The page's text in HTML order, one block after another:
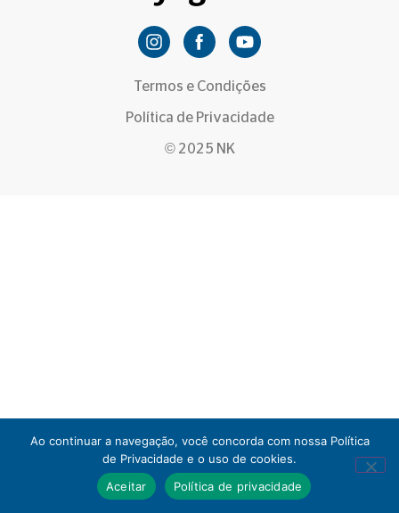
Termos e Condições
Política de Privacidade
© 2025 NK
Ao continuar a navegação, você concorda com nossa Política
de Privacidade e o uso de cookies.
Aceitar
Política de privacidade